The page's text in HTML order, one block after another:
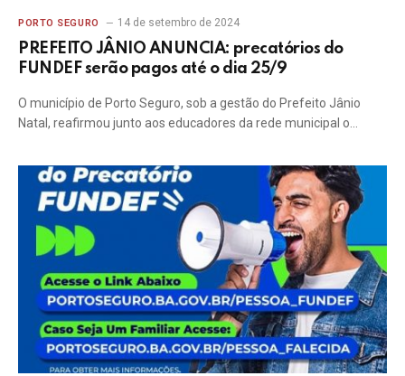
PORTO SEGURO 14 de setembro de 2024
PREFEITO JÂNIO ANUNCIA: precatórios do
FUNDEF serão pagos até o dia 25/9
O município de Porto Seguro, sob a gestão do Prefeito Jânio
Natal, reafirmou junto aos educadores da rede municipal o…